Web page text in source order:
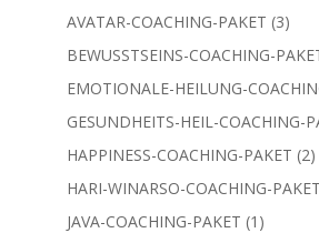
AVATAR-COACHING-PAKET 33
BEWUSSTSEINS-COACHING-
EMOTIONALE-HEILUNG-
GESUNDHEITS-HEIL-COACHING-
HAPPINESS-COACHING-PAKET 22
HARI-WINARSO-COACHING-PAKET
JAVA-COACHING-PAKET 1 1